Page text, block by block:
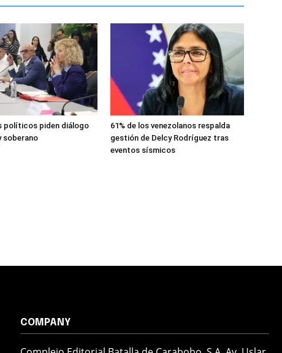
políticos piden diálogo
soberano
61% de los venezolanos respalda
gestión de Delcy Rodríguez tras
eventos sísmicos
COMPANY